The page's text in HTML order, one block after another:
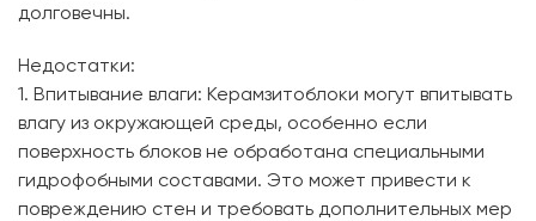
долговечны.
Недостатки:
1. Впитывание влаги: Керамзитоблоки могут впитывать
влагу из окружающей среды, особенно если
поверхность блоков не обработана специальными
гидрофобными составами. Это может привести к
повреждению стен и требовать дополнительных мер